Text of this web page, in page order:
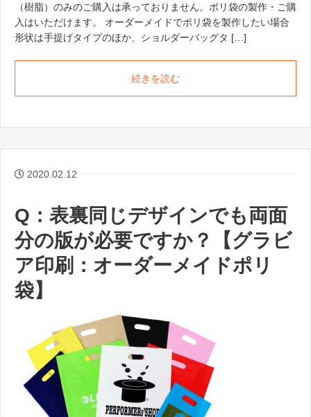
（樹脂）のみのご購入は承っておりません。ポリ袋の製作・ご購
入はいただけます。 オーダーメイドでポリ袋を製作したい場合
形状は手提げタイプのほか、ショルダーバッグタ […]
続きを読む
2020.02.12
Q：表裏同じデザインでも両面
分の版が必要ですか？【グラビ
ア印刷：オーダーメイドポリ
袋】